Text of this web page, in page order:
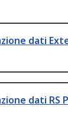
dati
dati RS